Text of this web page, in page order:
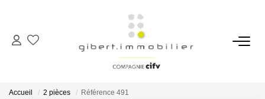
ACHETER
Maisons
Accueil 2 pièces Référence 491